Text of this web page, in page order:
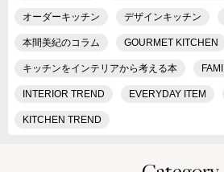
オーダーキッチン デザインキッチン
本間美紀のコラム GOURMET KITCHEN
キッチンをインテリアから考える本
INTERIOR TREND EVERYDAY ITEM
KITCHEN TREND